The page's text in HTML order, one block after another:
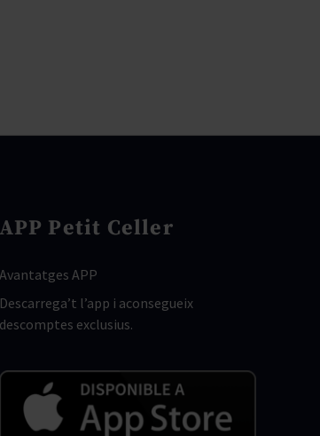
APP Petit Celler
Avantatges APP
Descarrega’t l’app i aconsegueix
descomptes exclusius.